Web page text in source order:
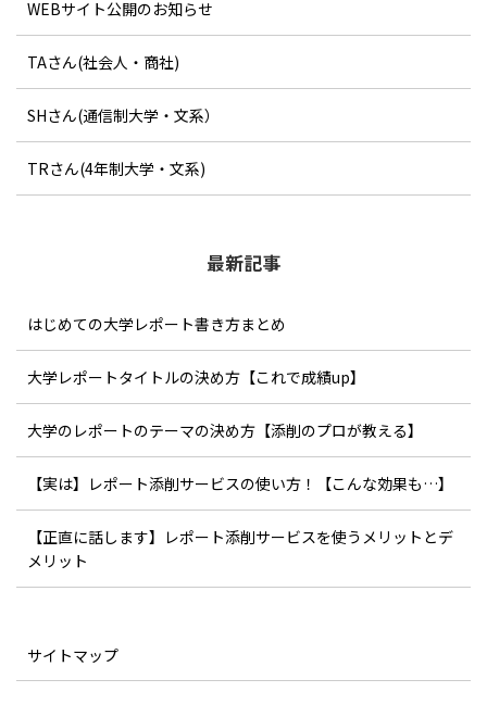
WEBサイト公開のお知らせ
TAさん(社会人・商社)
SHさん(通信制大学・文系）
TRさん(4年制大学・文系)
最新記事
はじめての大学レポート書き方まとめ
大学レポートタイトルの決め方【これで成績up】
大学のレポートのテーマの決め方【添削のプロが教える】
【実は】レポート添削サービスの使い方！【こんな効果も…】
【正直に話します】レポート添削サービスを使うメリットとデ
メリット
サイトマップ